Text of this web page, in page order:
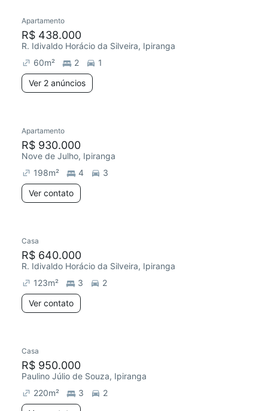
Apartamento
R$ 438.000
R. Idivaldo Horácio da Silveira, Ipiranga
60m² 2
1
Ver 2 anúncios
Apartamento
R$ 930.000
Nove de Julho, Ipiranga
198m² 4
3
Ver contato
Casa
R$ 640.000
R. Idivaldo Horácio da Silveira, Ipiranga
123m² 3
2
Ver contato
Casa
R$ 950.000
Paulino Júlio de Souza, Ipiranga
220m² 3
2